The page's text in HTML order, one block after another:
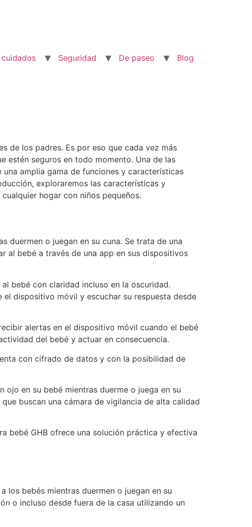
Seguridad De paseo Blog
de los padres. Es por eso que cada vez más
estén seguros en todo momento. Una de las
amplia gama de funciones y características
exploraremos las características y
hogar con niños pequeños.
duermen o juegan en su cuna. Se trata de una
al bebé a través de una app en sus dispositivos
bebé con claridad incluso en la oscuridad.
dispositivo móvil y escuchar su respuesta desde
alertas en el dispositivo móvil cuando el bebé
del bebé y actuar en consecuencia.
con cifrado de datos y con la posibilidad de
ojo en su bebé mientras duerme o juega en su
buscan una cámara de vigilancia de alta calidad
bebé GHB ofrece una solución práctica y efectiva
los bebés mientras duermen o juegan en su
o incluso desde fuera de la casa utilizando un